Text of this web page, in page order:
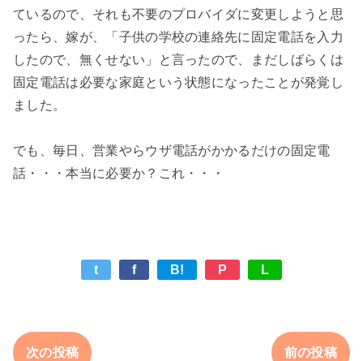
ているので、それも不要のプロバイダに変更しようと思
ったら、嫁が、「子供の学校の連絡先に固定電話を入力
したので、無くせない」と言ったので、まだしばらくは
固定電話は必要な家庭という状態になったことが発覚し
ました。
でも、毎日、営業やらウザ電話がかかるだけの固定電
t f B! P L
次の投稿 前の投稿